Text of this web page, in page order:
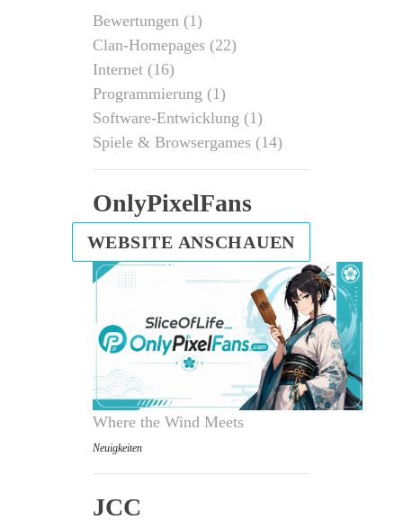
Bewertungen (1)
Clan-Homepages (22)
Internet (16)
Programmierung (1)
Software-Entwicklung (1)
Spiele & Browsergames (14)
OnlyPixelFans
WEBSITE ANSCHAUEN
Where the Wind Meets
Neuigkeiten
JCC